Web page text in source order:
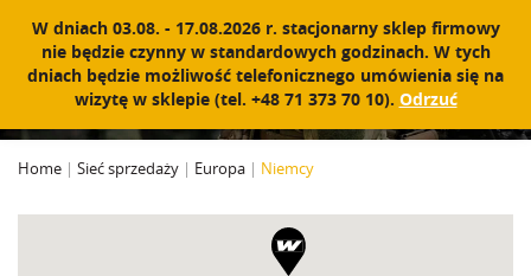
j
a
NIEMCY
Home | Sieć sprzedaży | Europa | Niemcy
W dniach 03.08. - 17.08.2026 r. stacjonarny sklep firmowy
nie będzie czynny w standardowych godzinach. W tych
dniach będzie możliwość telefonicznego umówienia się na
wizytę w sklepie (tel. +48 71 373 70 10). Odrzuć